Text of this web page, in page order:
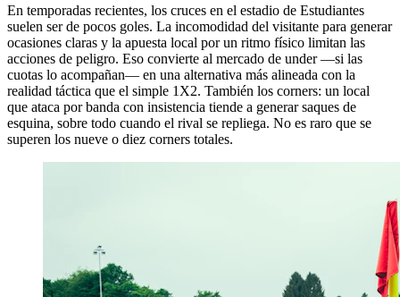
En temporadas recientes, los cruces en el estadio de Estudiantes
suelen ser de pocos goles. La incomodidad del visitante para generar
ocasiones claras y la apuesta local por un ritmo físico limitan las
acciones de peligro. Eso convierte al mercado de under —si las
cuotas lo acompañan— en una alternativa más alineada con la
realidad táctica que el simple 1X2. También los corners: un local
que ataca por banda con insistencia tiende a generar saques de
esquina, sobre todo cuando el rival se repliega. No es raro que se
superen los nueve o diez corners totales.